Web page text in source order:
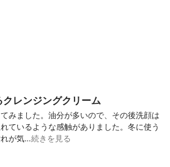
レンジングクリーム
みました。油分が多いので、その後洗顔は
ているような感触がありました。冬に使う
が気…続きを見る